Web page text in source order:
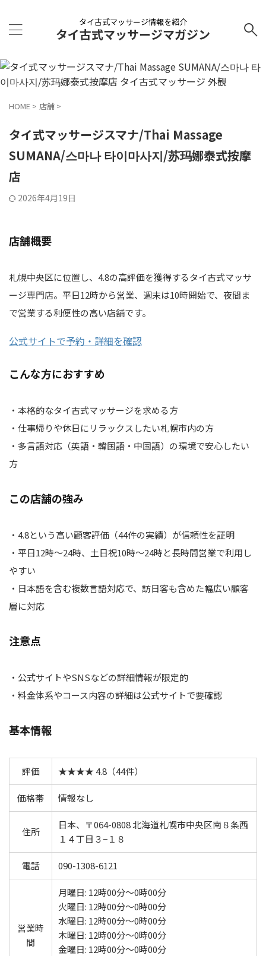
タイ古式マッサージ情報を紹介
タイ古式マッサージマガジン
HOME > 店舗 >
タイ式マッサージスマナ/Thai Massage
SUMANA/스마나 타이마사지/苏玛娜泰式按摩
店
2026年4月19日
店舗概要
札幌中央区に位置し、4.8の高評価を獲得するタイ古式マッサ
ージ専門店。平日12時から営業、週末は10時開始で、夜間ま
で営業する利便性の高い店舗です。
公式サイトで予約・詳細を確認
こんな方におすすめ
・本格的なタイ古式マッサージを求める方
・仕事帰りや休日にリラックスしたい札幌市内の方
・多言語対応（英語・韓国語・中国語）の環境で安心したい
方
この店舗の強み
・4.8という高い顧客評価（44件の実績）が信頼性を証明
・平日12時～24時、土日祝10時～24時と長時間営業で利用し
やすい
・日本語を含む複数言語対応で、訪日客も含めた幅広い顧客
層に対応
注意点
・公式サイトやSNSなどの詳細情報が限定的
・料金体系やコース内容の詳細は公式サイトで要確認
基本情報
評価 ★★★★ 4.8（44件）
価格帯 情報なし
住所
日本、〒064-0808 北海道札幌市中央区南８条西
１４丁目３−１８
電話 090-1308-6121
営業時
間
月曜日: 12時00分～0時00分
火曜日: 12時00分～0時00分
水曜日: 12時00分～0時00分
木曜日: 12時00分～0時00分
金曜日: 12時00分～0時00分